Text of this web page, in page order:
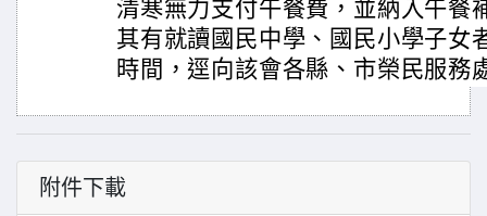
清寒無力支付午餐費，並納入午餐
其有就讀國民中學、國民小學子女
時間，逕向該會各縣、市榮民服務
附件下載